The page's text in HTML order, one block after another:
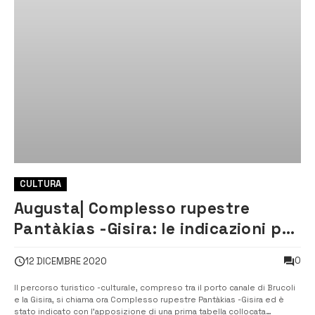
CULTURA
Augusta| Complesso rupestre
Pantàkias -Gisira: le indicazioni per
12 DICEMBRE 2020 0
Il percorso turistico -culturale, compreso tra il porto canale di Brucoli
e la Gisira, si chiama ora Complesso rupestre Pantàkias -Gisira ed è
stato indicato con l’apposizione di una prima tabella collocata